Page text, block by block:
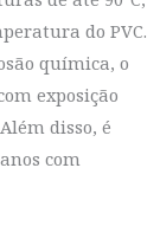
do PVC.
química, o
exposição
disso, é
com